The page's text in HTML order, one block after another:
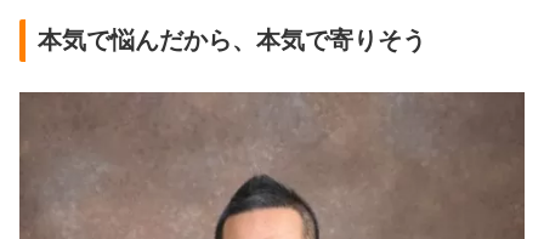
本気で悩んだから、本気で寄りそう